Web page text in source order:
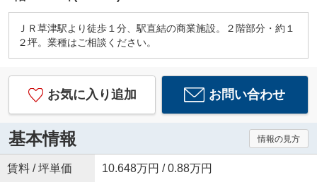
ＪＲ草津駅より徒歩１分、駅直結の商業施設。２階部分・約１
２坪。業種はご相談ください。
お気に入り追加 お問い合わせ
基本情報 情報の見方
賃料 / 坪単価 10.648万円 / 0.88万円